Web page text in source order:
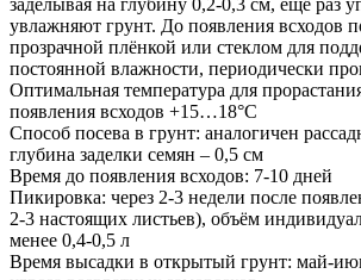
увлажняют грунт. До появления всходов
прозрачной плёнкой или стеклом для
постоянной влажности, периодически
Оптимальная температура для
появления всходов +15…18°С
Способ посева в грунт: аналогичен
глубина заделки семян – 0,5 см
Время до появления всходов: 7-10 дней
Пикировка: через 2-3 недели после
2-3 настоящих листьев), объём
менее 0,4-0,5 л
Время высадки в открытый грунт: май-